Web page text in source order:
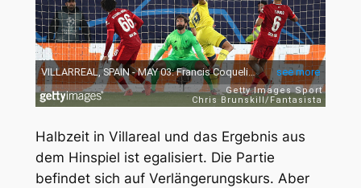
Halbzeit in Villareal und das Ergebnis aus
dem Hinspiel ist egalisiert. Die Partie
befindet sich auf Verlängerungskurs. Aber